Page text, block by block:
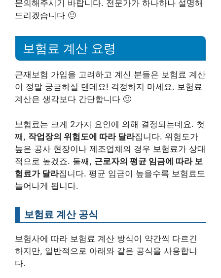
문의해주시기 바랍니다. 전문가가 하나하나 설명해
드리겠습니다 🙂
보험료 계산 요령
근재보험 가입을 고려하고 계신 분들은 보험료 계산
이 정말 궁금하실 텐데요! 걱정하지 마세요. 보험료
계산은 생각보다 간단합니다 🙂
보험료는 크게 2가지 요인에 의해 결정되는데요. 첫
째, 작업장의 위험도에 따라 달라집니다. 위험도가
높은 공사 현장이나 제조업체의 경우 보험료가 상대
적으로 높겠죠. 둘째, 근로자의 평균 임금에 따라 보
험료가 달라집니다. 평균 임금이 높을수록 보험료도
늘어나게 됩니다.
보험료 계산 공식
보험사에 따라 보험료 계산 방식이 약간씩 다르긴
하지만, 일반적으로 아래와 같은 공식을 사용합니
다.